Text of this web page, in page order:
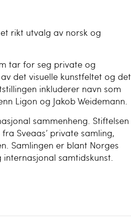
rikt utvalg av norsk og
tar for seg private og
det visuelle kunstfeltet og det
inkluderer navn som
Ligon og Jakob Weidemann.
sammenheng. Stiftelsen
Sveaas’ private samling,
Samlingen er blant Norges
samtidskunst.